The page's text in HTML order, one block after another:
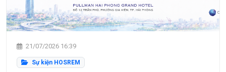
21/07/2026 16:39
Sự kiện HOSREM